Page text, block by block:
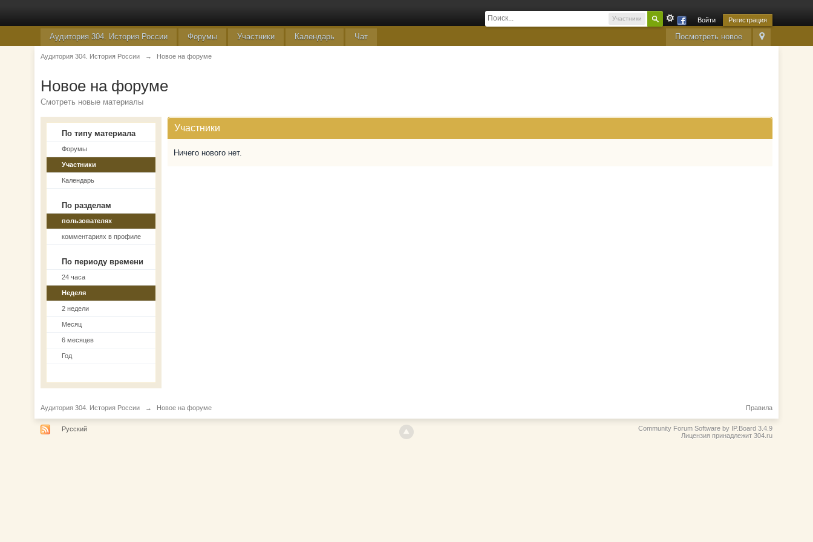
Участники Войти Регистрация
Посмотреть новое
Аудитория 304. История России Форумы Участники Календарь Чат
Аудитория 304. История России → Новое на форуме
Новое на форуме
Смотреть новые материалы
По типу материала
Форумы
Участники
Календарь
По разделам
пользователях
комментариях в профиле
По периоду времени
24 часа
Неделя
2 недели
Месяц
6 месяцев
Год
Участники
Ничего нового нет.
Аудитория 304. История России → Новое на форуме Правила
Русский
Community Forum Software by IP.Board 3.4.9
Лицензия принадлежит 304.ru